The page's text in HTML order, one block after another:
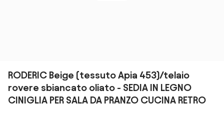
RODERIC Beige (tessuto Apia 453)/telaio
rovere sbiancato oliato - SEDIA IN LEGNO
CINIGLIA PER SALA DA PRANZO CUCINA RETRO